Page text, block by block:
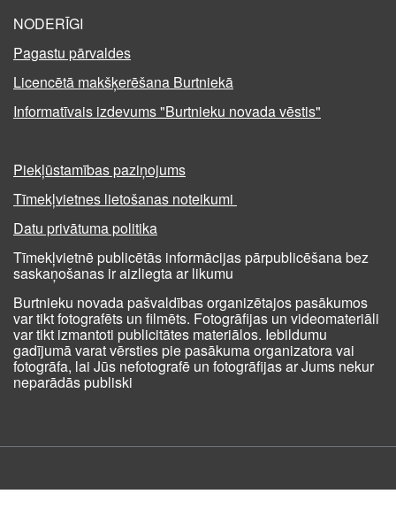
NODERĪGI
Pagastu pārvaldes
Licencētā makšķerēšana Burtniekā
Informatīvais izdevums "Burtnieku novada vēstis"
Piekļūstamības paziņojums
Tīmekļvietnes lietošanas noteikumi
Datu privātuma politika
Tīmekļvietnē publicētās informācijas pārpublicēšana bez
saskaņošanas ir aizliegta ar likumu
Burtnieku novada pašvaldības organizētajos pasākumos
var tikt fotografēts un filmēts. Fotogrāfijas un videomateriāli
var tikt izmantoti publicitātes materiālos. Iebildumu
gadījumā varat vērsties pie pasākuma organizatora vai
fotogrāfa, lai Jūs nefotografē un fotogrāfijas ar Jums nekur
neparādās publiski